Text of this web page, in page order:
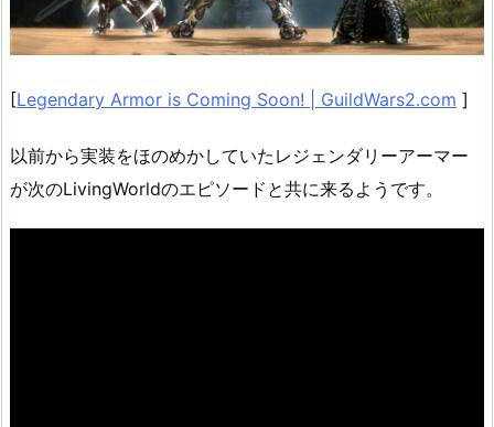
[Legendary Armor is Coming Soon! | GuildWars2.com ]
以前から実装をほのめかしていたレジェンダリーアーマー
が次のLivingWorldのエピソードと共に来るようです。